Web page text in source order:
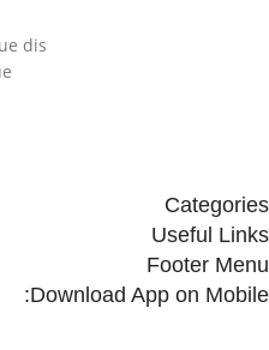
dis
Categories
Useful Links
Footer Menu
Download App on Mobile: